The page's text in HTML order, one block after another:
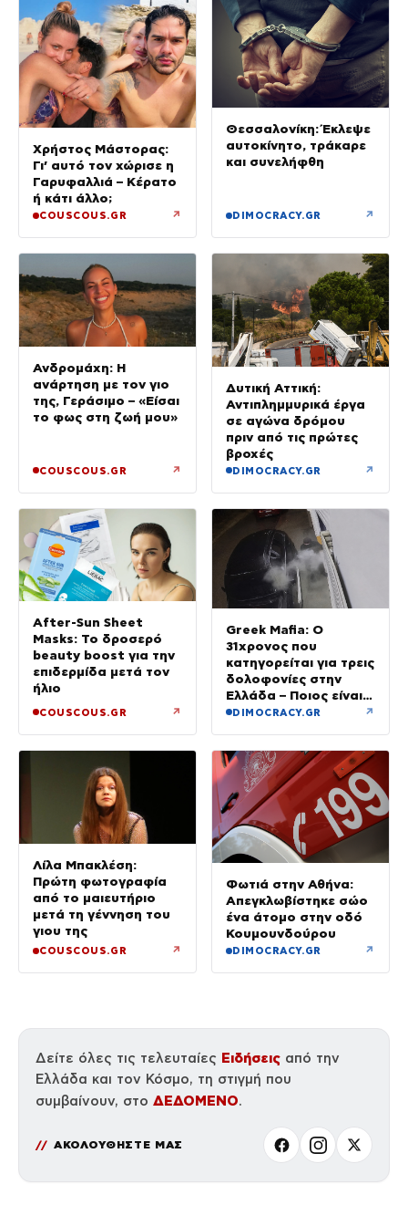
Χρήστος Μάστορας:
Γι’ αυτό τον χώρισε η
Γαρυφαλλιά – Κέρατο
ή κάτι άλλο;
COUSCOUS.GR ↗
Θεσσαλονίκη: Έκλεψε
αυτοκίνητο, τράκαρε
και συνελήφθη
DIMOCRACY.GR ↗
Ανδρομάχη: Η
ανάρτηση με τον γιο
της, Γεράσιμο – «Είσαι
το φως στη ζωή μου»
COUSCOUS.GR ↗
Δυτική Αττική:
Αντιπλημμυρικά έργα
σε αγώνα δρόμου
πριν από τις πρώτες
βροχές
DIMOCRACY.GR ↗
After-Sun Sheet
Masks: Το δροσερό
beauty boost για την
επιδερμίδα μετά τον
ήλιο
COUSCOUS.GR ↗
Greek Mafia: Ο
31χρονος που
κατηγορείται για τρεις
δολοφονίες στην
Ελλάδα – Ποιος είναι
το «πιστόλι» του Έντικ
DIMOCRACY.GR ↗
Λίλα Μπακλέση:
Πρώτη φωτογραφία
από το μαιευτήριο
μετά τη γέννηση του
γιου της
COUSCOUS.GR ↗
Φωτιά στην Αθήνα:
Απεγκλωβίστηκε σώο
ένα άτομο στην οδό
Κουμουνδούρου
DIMOCRACY.GR ↗
Δείτε όλες τις τελευταίες Ειδήσεις από την
Ελλάδα και τον Κόσμο, τη στιγμή που
συμβαίνουν, στο ΔΕΔΟΜΕΝΟ.
ΑΚΟΛΟΥΘΗΣΤΕ ΜΑΣ